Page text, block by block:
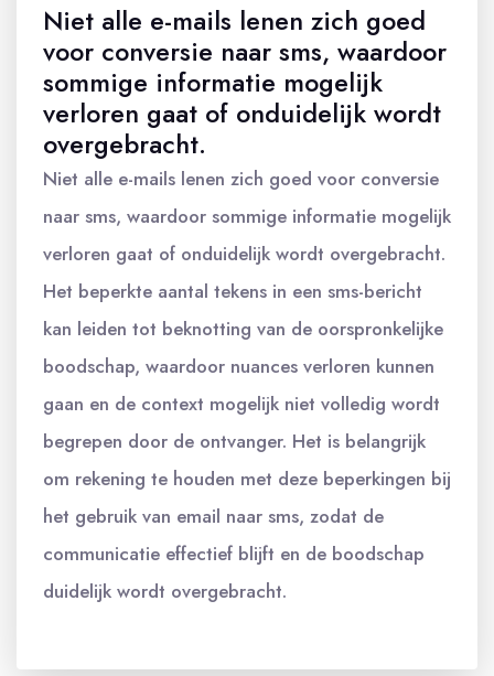
Niet alle e-mails lenen zich goed
voor conversie naar sms, waardoor
sommige informatie mogelijk
verloren gaat of onduidelijk wordt
overgebracht.
Niet alle e-mails lenen zich goed voor conversie
naar sms, waardoor sommige informatie mogelijk
verloren gaat of onduidelijk wordt overgebracht.
Het beperkte aantal tekens in een sms-bericht
kan leiden tot beknotting van de oorspronkelijke
boodschap, waardoor nuances verloren kunnen
gaan en de context mogelijk niet volledig wordt
begrepen door de ontvanger. Het is belangrijk
om rekening te houden met deze beperkingen bij
het gebruik van email naar sms, zodat de
communicatie effectief blijft en de boodschap
duidelijk wordt overgebracht.